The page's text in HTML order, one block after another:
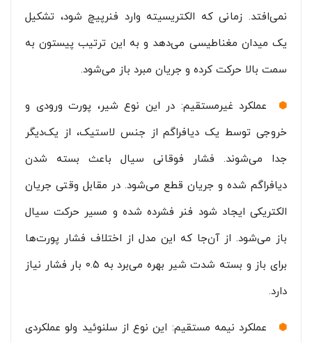
نمی‌افتد. زمانی که الکتریسیته وارد فنرپیچ شود، تشکیل
یک میدان مغناطیسی می‌دهد و به این ترتیب پیستون به
سمت بالا حرکت کرده و جریان مبرد باز می‌شود.
عملکرد غیرمستقیم: در این نوع شیر، پورت ورودی و
خروجی توسط یک دیافراگم از جنس لاستیک، از یک‌دیگر
جدا می‌شوند. فشار فوقانی سیال باعث بسته شدن
دیافراگم شده و جریان قطع می‌شود. در مقابل وقتی جریان
الکتریکی ایجاد شود فنر فشرده شده و مسیر حرکت سیال
باز می‌شود. از آن‌جا که این مدل از اختلاف فشار پورت‌ها
برای باز و بسته شدت شیر بهره می‌برد به ۰.۵ بار فشار نیاز
دارد.
عملکرد نیمه مستقیم: این نوع از سلنوئید ولو عملکردی